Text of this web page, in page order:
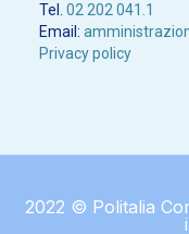
Tel. 02 202 041.1
Email:
Privacy policy
2022 © Politalia